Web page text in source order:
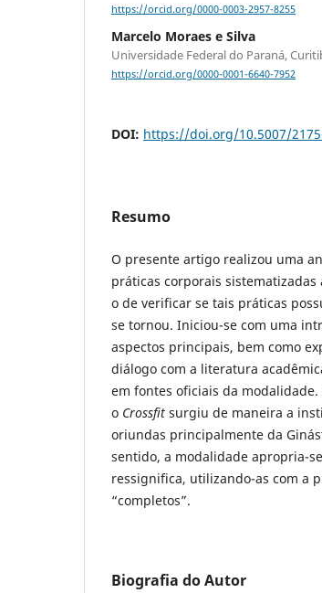
https://orcid.org/0000-0003-2957-8255
Marcelo Moraes e Silva
Universidade Federal do Paraná,
https://orcid.org/0000-0001-6640-7952
DOI: https://doi.org/10.5007/
Resumo
O presente artigo realizou uma
práticas corporais
o de verificar se tais práticas
se tornou. Iniciou-se com uma
aspectos principais, bem como
diálogo com a literatura
em fontes oficiais da
o Crossfit surgiu de maneira a
oriundas principalmente da
sentido, a modalidade apropria-
ressignifica, utilizando-as com a
“completos”.
Biografia do Autor